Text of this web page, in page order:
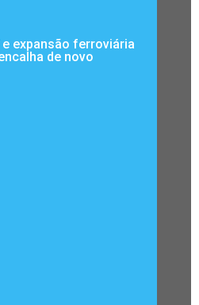
expansão ferroviária
de novo